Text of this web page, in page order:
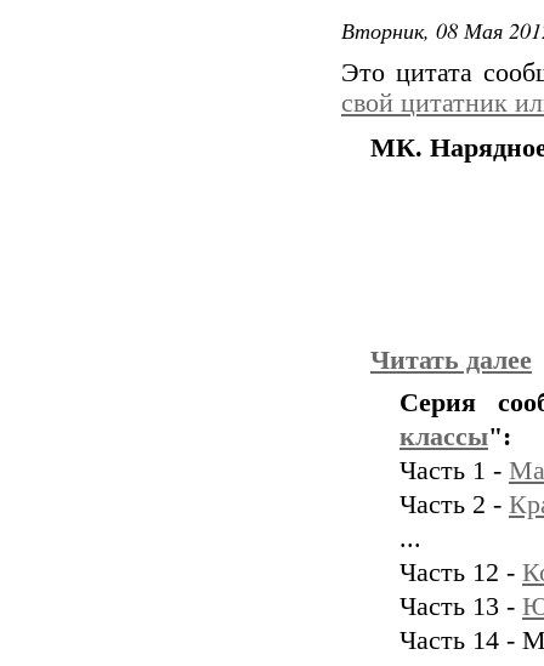
Вторник, 08 Мая
Это цитата
свой цитатник
МК. Нарядное
Читать далее
Серия
классы":
Часть 1 -
Часть 2 -
...
Часть 12 -
Часть 13 -
Часть 14 -